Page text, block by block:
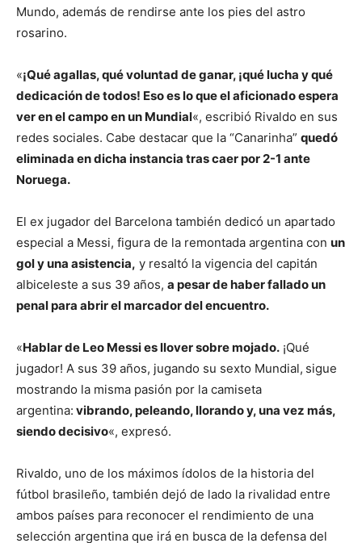
Mundo, además de rendirse ante los pies del astro
rosarino.
«¡Qué agallas, qué voluntad de ganar, ¡qué lucha y qué
dedicación de todos! Eso es lo que el aficionado espera
ver en el campo en un Mundial«, escribió Rivaldo en sus
redes sociales. Cabe destacar que la “Canarinha” quedó
eliminada en dicha instancia tras caer por 2-1 ante
Noruega.
El ex jugador del Barcelona también dedicó un apartado
especial a Messi, figura de la remontada argentina con un
gol y una asistencia, y resaltó la vigencia del capitán
albiceleste a sus 39 años, a pesar de haber fallado un
penal para abrir el marcador del encuentro.
«Hablar de Leo Messi es llover sobre mojado. ¡Qué
jugador! A sus 39 años, jugando su sexto Mundial, sigue
mostrando la misma pasión por la camiseta
argentina: vibrando, peleando, llorando y, una vez más,
siendo decisivo«, expresó.
Rivaldo, uno de los máximos ídolos de la historia del
fútbol brasileño, también dejó de lado la rivalidad entre
ambos países para reconocer el rendimiento de una
selección argentina que irá en busca de la defensa del